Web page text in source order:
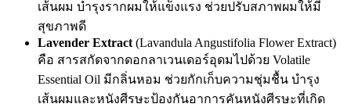
เส้นผม บำรุงรากผมให้แข็งแรง ช่วยปรับสภาพผมให้มี
สุขภาพดี
Lavender Extract(Lavandula Angustifolia Flower Extract)
คือ สารสกัดจากดอกลาเวนเดอร์อุดมไปด้วย Volatile
Essential Oil มีกลิ่นหอม ช่วยกักเก็บความชุ่มชื้น บำรุง
เส้นผมและหนังศีรษะป้องกันอาการคันหนังศีรษะที่เกิด